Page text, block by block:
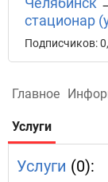
стационар
Подписчиков:
Главное
Услуги
Услуги (0):